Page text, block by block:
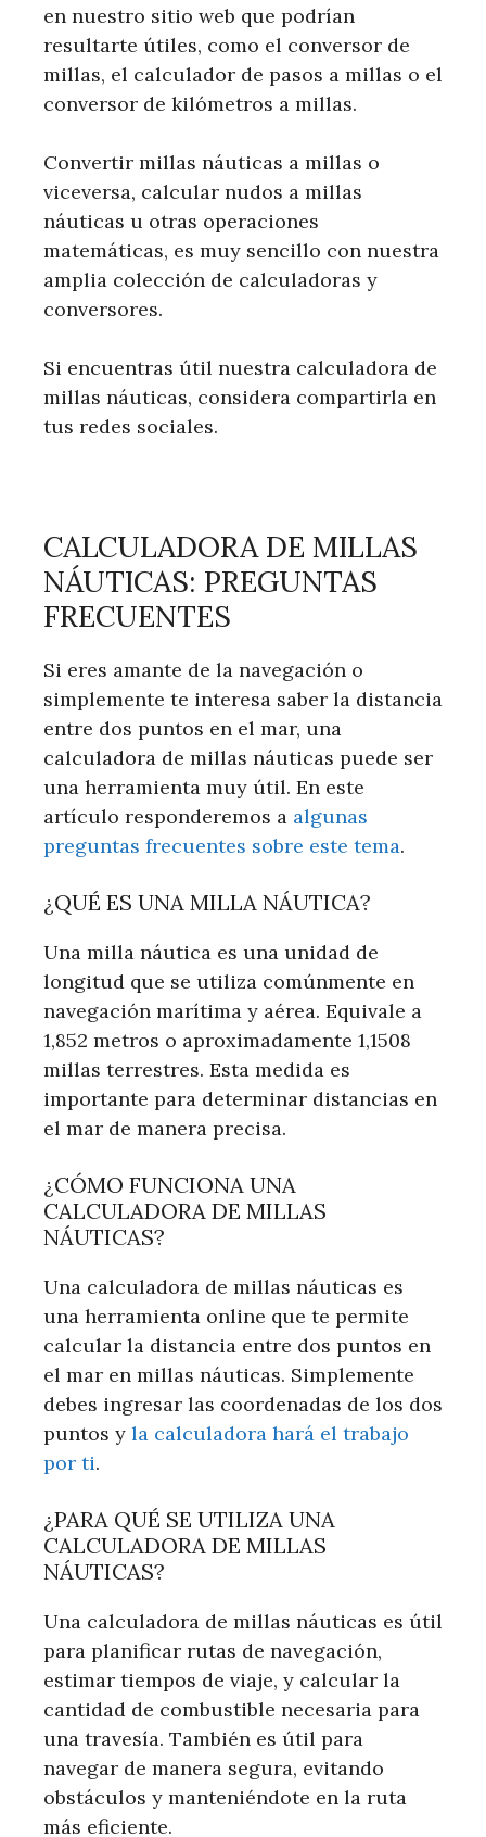
en nuestro sitio web que podrían
resultarte útiles, como el conversor de
millas, el calculador de pasos a millas o el
conversor de kilómetros a millas.
Convertir millas náuticas a millas o
viceversa, calcular nudos a millas
náuticas u otras operaciones
matemáticas, es muy sencillo con nuestra
amplia colección de calculadoras y
conversores.
Si encuentras útil nuestra calculadora de
millas náuticas, considera compartirla en
tus redes sociales.
CALCULADORA DE MILLAS
NÁUTICAS: PREGUNTAS
FRECUENTES
Si eres amante de la navegación o
simplemente te interesa saber la distancia
entre dos puntos en el mar, una
calculadora de millas náuticas puede ser
una herramienta muy útil. En este
artículo responderemos a algunas
preguntas frecuentes sobre este tema.
¿QUÉ ES UNA MILLA NÁUTICA?
Una milla náutica es una unidad de
longitud que se utiliza comúnmente en
navegación marítima y aérea. Equivale a
1,852 metros o aproximadamente 1,1508
millas terrestres. Esta medida es
importante para determinar distancias en
el mar de manera precisa.
¿CÓMO FUNCIONA UNA
CALCULADORA DE MILLAS
NÁUTICAS?
Una calculadora de millas náuticas es
una herramienta online que te permite
calcular la distancia entre dos puntos en
el mar en millas náuticas. Simplemente
debes ingresar las coordenadas de los dos
puntos y la calculadora hará el trabajo
por ti.
¿PARA QUÉ SE UTILIZA UNA
CALCULADORA DE MILLAS
NÁUTICAS?
Una calculadora de millas náuticas es útil
para planificar rutas de navegación,
estimar tiempos de viaje, y calcular la
cantidad de combustible necesaria para
una travesía. También es útil para
navegar de manera segura, evitando
obstáculos y manteniéndote en la ruta
más eficiente.